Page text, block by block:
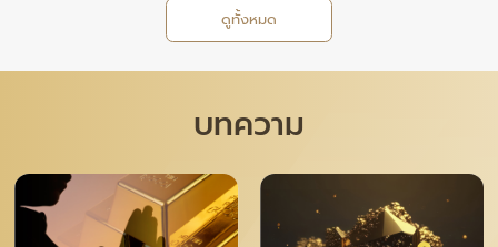
ดูทั้งหมด
บทความ